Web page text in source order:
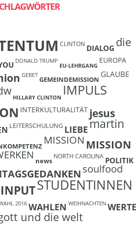
CLINTON DIALOG die
DONALD TRUMP
EU-LEHRGANG
EUROPA
GEBET GEMEINDEMISSION
GLAUBE
HILLARY CLINTON IMPULS
INTERKULTURALITÄT jesus
LEITERSCHULUNG LIEBEmartin
MISSION MISSION
news
NORTH CAROLINA POLITIK
soulfood
STUDENTINNEN
2016 WAHLEN WEIHNACHTEN WERTE
und die welt